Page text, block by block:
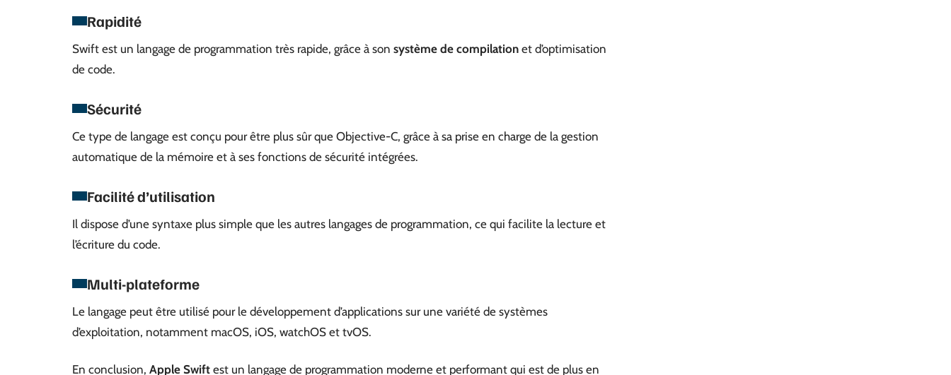
Rapidité
Swift est un langage de programmation très rapide, grâce à son système de compilation et d’optimisation
de code.
Sécurité
Ce type de langage est conçu pour être plus sûr que Objective-C, grâce à sa prise en charge de la gestion
automatique de la mémoire et à ses fonctions de sécurité intégrées.
Facilité d’utilisation
Il dispose d’une syntaxe plus simple que les autres langages de programmation, ce qui facilite la lecture et
l’écriture du code.
Multi-plateforme
Le langage peut être utilisé pour le développement d’applications sur une variété de systèmes
d’exploitation, notamment macOS, iOS, watchOS et tvOS.
En conclusion, Apple Swift est un langage de programmation moderne et performant qui est de plus en